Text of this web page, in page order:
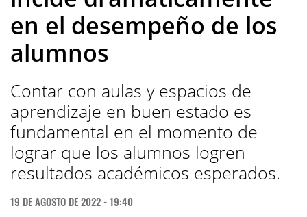
en el desempeño de los
alumnos
Contar con aulas y espacios de
aprendizaje en buen estado es
fundamental en el momento de
lograr que los alumnos logren
resultados académicos esperados.
19 DE AGOSTO DE 2022 - 19:40